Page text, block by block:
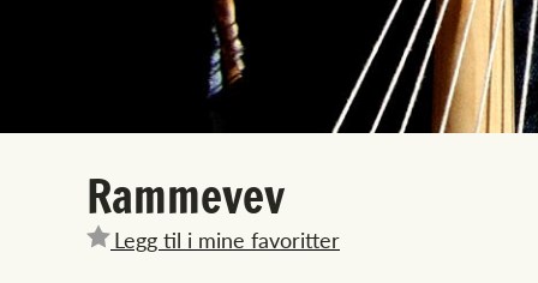
Rammevev
Legg til i mine favoritter